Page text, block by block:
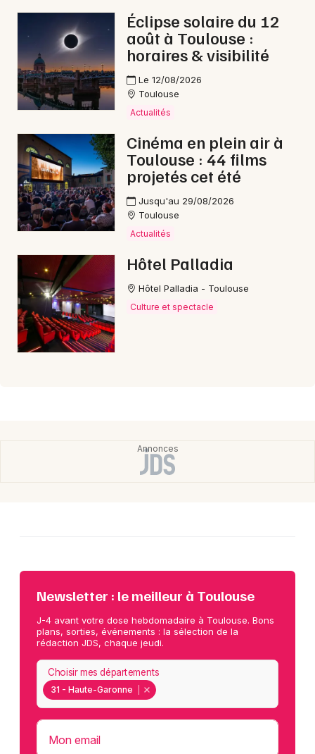
Éclipse solaire du 12
août à Toulouse :
horaires & visibilité
Le 12/08/2026
Toulouse
Actualités
Cinéma en plein air à
Toulouse : 44 films
projetés cet été
Jusqu'au 29/08/2026
Toulouse
Actualités
Hôtel Palladia
Hôtel Palladia - Toulouse
Culture et spectacle
Newsletter : le meilleur à Toulouse
J-4 avant votre dose hebdomadaire à Toulouse. Bons
plans, sorties, événements : la sélection de la
rédaction JDS, chaque jeudi.
31 - Haute-Garonne
Choisir mes départements
Mon email